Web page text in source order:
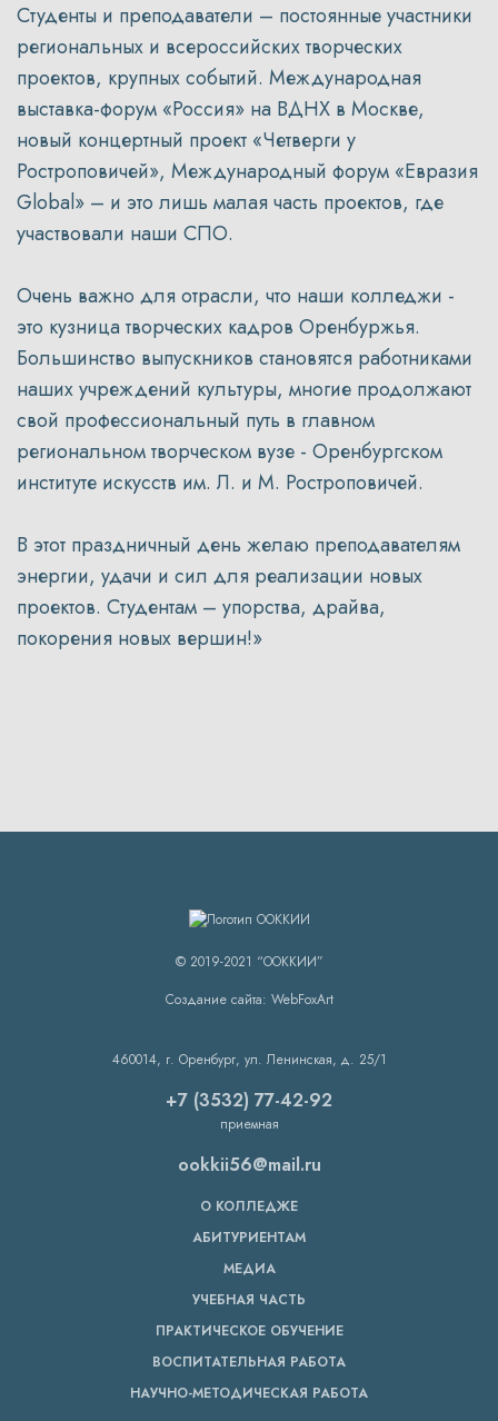
Студенты и преподаватели – постоянные участники
региональных и всероссийских творческих
проектов, крупных событий. Международная
выставка-форум «Россия» на ВДНХ в Москве,
новый концертный проект «Четверги у
Ростроповичей», Международный форум «Евразия
Global» – и это лишь малая часть проектов, где
участвовали наши СПО.
Очень важно для отрасли, что наши колледжи -
это кузница творческих кадров Оренбуржья.
Большинство выпускников становятся работниками
наших учреждений культуры, многие продолжают
свой профессиональный путь в главном
региональном творческом вузе - Оренбургском
институте искусств им. Л. и М. Ростроповичей.
В этот праздничный день желаю преподавателям
энергии, удачи и сил для реализации новых
проектов. Студентам – упорства, драйва,
покорения новых вершин!»
© 2019-2021 “ООККИИ”
Создание сайта: WebFoxArt
460014, г. Оренбург, ул. Ленинская, д. 25/1
+7 (3532) 77-42-92
приемная
ookkii56@mail.ru
О КОЛЛЕДЖЕ
АБИТУРИЕНТАМ
МЕДИА
УЧЕБНАЯ ЧАСТЬ
ПРАКТИЧЕСКОЕ ОБУЧЕНИЕ
ВОСПИТАТЕЛЬНАЯ РАБОТА
НАУЧНО-МЕТОДИЧЕСКАЯ РАБОТА